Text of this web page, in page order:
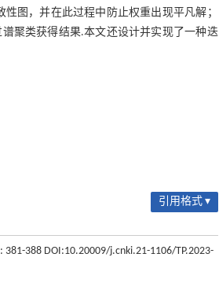
图，并在此过程中防止权重出现平凡解；
聚类获得结果.本文还设计并实现了一种迭
引用格式 ▾
381-388 DOI:10.20009/j.cnki.21-1106/TP.2023-